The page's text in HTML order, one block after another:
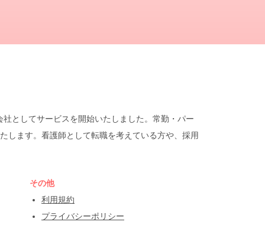
としてサービスを開始いたしました。常勤・パー
します。看護師として転職を考えている方や、採用
その他
利用規約
プライバシーポリシー